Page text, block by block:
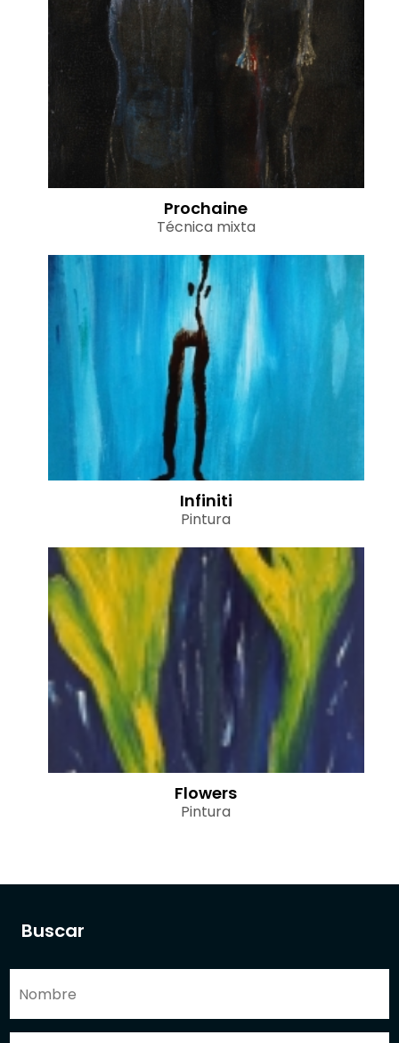
Buscar
Prochaine
Técnica mixta
Infiniti
Pintura
Flowers
Pintura